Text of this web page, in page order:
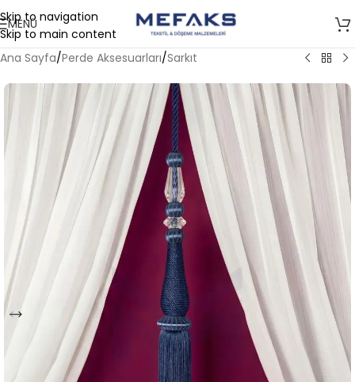
Skip to navigation
Skip to main content
MENÜ
Ana Sayfa/Perde Aksesuarları/Sarkıt